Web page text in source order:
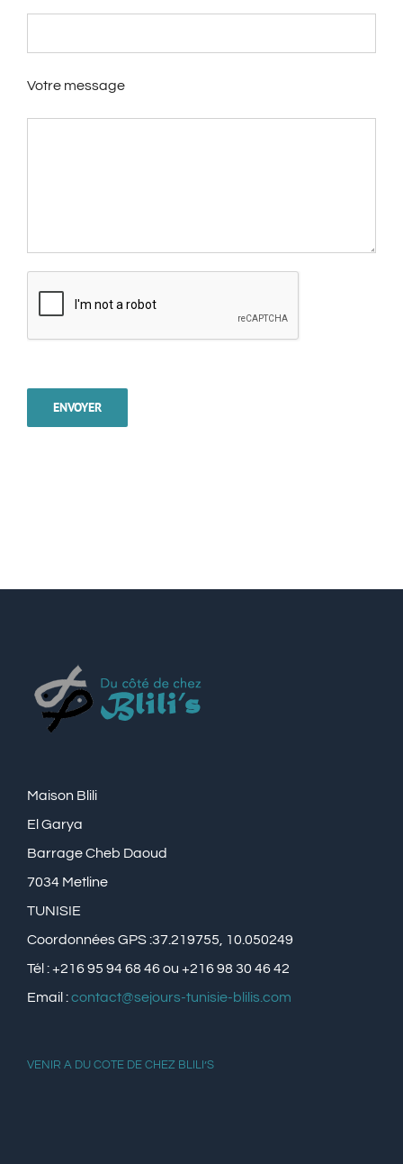
Votre message
Maison Blili
El Garya
Barrage Cheb Daoud
7034 Metline
TUNISIE
Coordonnées GPS :37.219755, 10.050249
Tél : +216 95 94 68 46 ou +216 98 30 46 42
Email :contact@sejours-tunisie-blilis.com
VENIR A DU COTE DE CHEZ BLILI’S